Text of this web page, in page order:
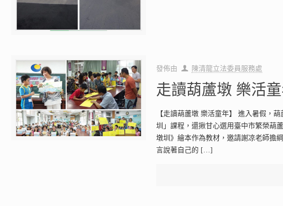
發佈由 陳清龍立法委員服務處
走讀葫蘆墩 樂活
【走讀葫蘆墩 樂活童年】 進入暑假，
圳」課程，還揪甘心選用臺中市繁榮葫
墩圳》繪本作為教材，邀請謝凉老師擔
言說著自己的 […]